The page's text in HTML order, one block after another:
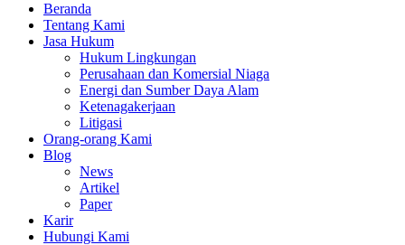
Beranda
Tentang Kami
Jasa Hukum
Hukum Lingkungan
Perusahaan dan Komersial Niaga
Energi dan Sumber Daya Alam
Ketenagakerjaan
Litigasi
Orang-orang Kami
Blog
News
Artikel
Paper
Karir
Hubungi Kami